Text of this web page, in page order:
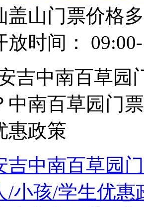
盖山门票价格
放时间：
吉中南百草园
/小孩/学生优惠